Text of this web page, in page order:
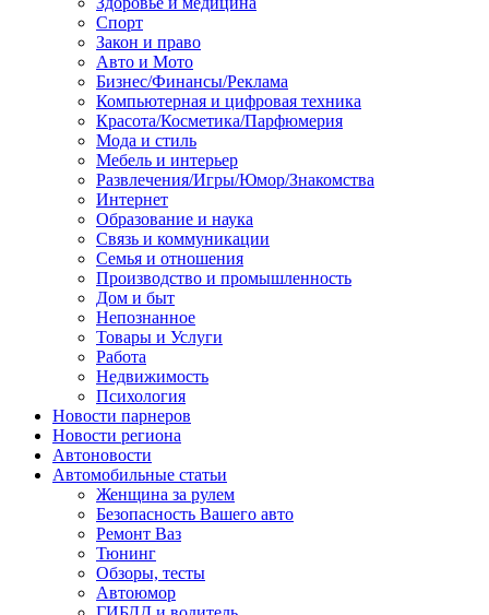
Спорт
Закон и право
Авто и Мото
Бизнес/Финансы/Реклама
Компьютерная и цифровая техника
Красота/Косметика/Парфюмерия
Мода и стиль
Мебель и интерьер
Развлечения/Игры/Юмор/Знакомства
Интернет
Образование и наука
Связь и коммуникации
Семья и отношения
Производство и промышленность
Дом и быт
Непознанное
Товары и Услуги
Работа
Недвижимость
Психология
Новости парнеров
Новости региона
Автоновости
Автомобильные статьи
Женщина за рулем
Безопасность Вашего авто
Ремонт Ваз
Тюнинг
Обзоры, тесты
Автоюмор